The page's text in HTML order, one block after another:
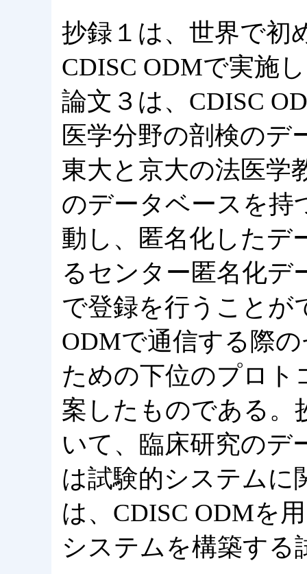
抄録１は、世界で初
CDISC ODMで実施
論文３は、CDISC
医学分野の剖検のデ
東大と京大の法医学
のデータベースを持
動し、匿名化したデ
るセンター匿名化デ
で登録を行うことが
ODMで通信する際
ための下位のプロト
案したものである。
いて、臨床研究のデ
は試験的システムに
は、CDISC ODMを
システムを構築する